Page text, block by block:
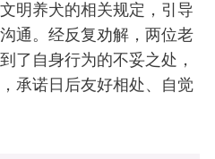
明养犬的相关规定，引导
通。经反复劝解，两位老
了自身行为的不妥之处，
承诺日后友好相处、自觉